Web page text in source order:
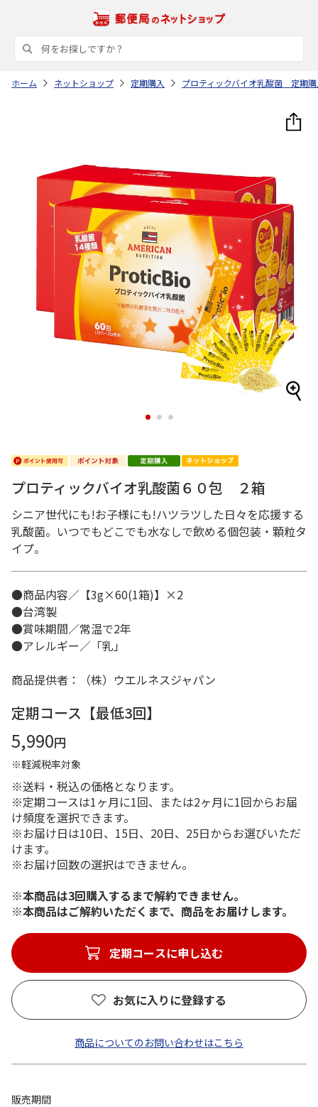
ホーム ネットショップ 定期購入 プロティックバイオ乳酸菌 定期
1 2 3
プロティックバイオ乳酸菌６０包 ２箱
シニア世代にも!お子様にも!ハツラツした日々を応援する
乳酸菌。いつでもどこでも水なしで飲める個包装・顆粒タ
イプ。
●商品内容／【3g×60(1箱)】×2
●台湾製
●賞味期間／常温で2年
●アレルギー／「乳」
商品提供者：（株）ウエルネスジャパン
定期コース【最低3回】
5,990円
※軽減税率対象
※送料・税込の価格となります。
※定期コースは1ヶ月に1回、または2ヶ月に1回からお届
け頻度を選択できます。
※お届け日は10日、15日、20日、25日からお選びいただ
けます。
※お届け回数の選択はできません。
※本商品は3回購入するまで解約できません。
※本商品はご解約いただくまで、商品をお届けします。
お気に入りに登録する
商品についてのお問い合わせはこちら
販売期間